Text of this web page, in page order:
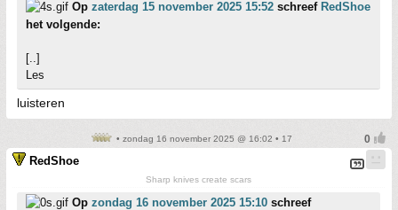
Op zaterdag 15 november 2025 15:52 schreef RedShoe
het volgende:
[..]
Les
luisteren
• zondag 16 november 2025 @ 16:02 • 17
RedShoe
Sharp knives create scars
Op zondag 16 november 2025 15:10 schreef